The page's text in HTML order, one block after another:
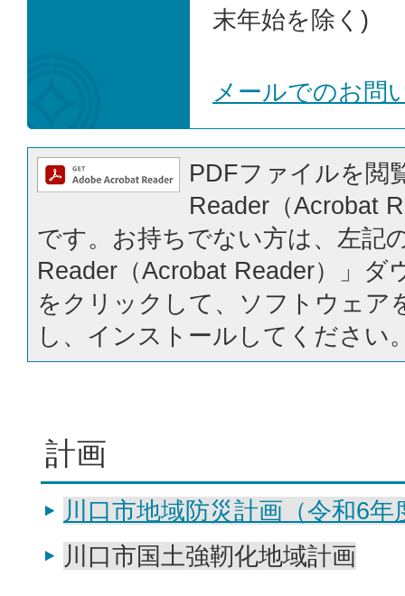
末年始を除く)
メールでのお問
PDFファイルを閲
Reader（Acrobat
です。お持ちでない方は、左記
Reader（Acrobat Reader）」ダ
をクリックして、ソフトウェア
し、インストールしてください
計画
川口市地域防災計画（令和6
川口市国土強靭化地域計画